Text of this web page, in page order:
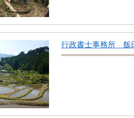
行政書士事務所 飯